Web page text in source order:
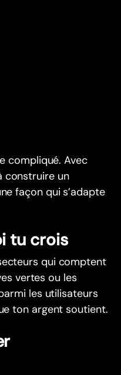
compliqué. Avec
construire un
façon qui s’adapte
tu crois
qui comptent
vertes ou les
les utilisateurs
ton argent soutient.